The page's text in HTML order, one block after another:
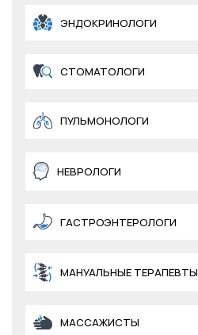
ЭНДОКРИНОЛОГИ
СТОМАТОЛОГИ
ПУЛЬМОНОЛОГИ
НЕВРОЛОГИ
ГАСТРОЭНТЕРОЛОГИ
МАНУАЛЬНЫЕ ТЕРАПЕВТЫ
МАССАЖИСТЫ